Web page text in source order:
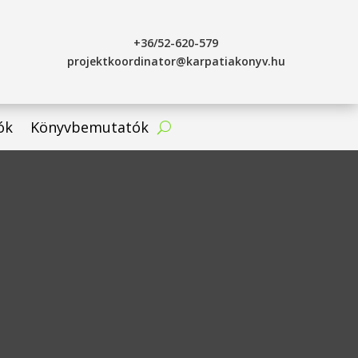
+36/52-620-579
projektkoordinator@karpatiakonyv.hu
Könyvbemutatók